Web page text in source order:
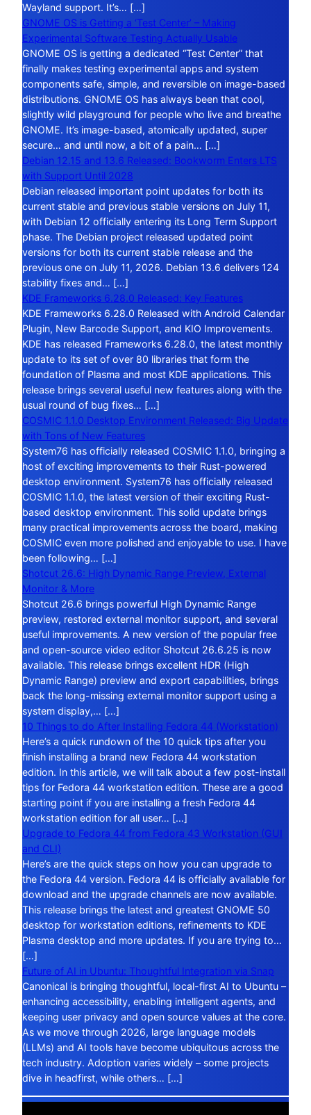
Wayland support. It’s… […]
GNOME OS is Getting a ‘Test Center’ – Making
Experimental Software Testing Actually Usable
GNOME OS is getting a dedicated “Test Center” that
finally makes testing experimental apps and system
components safe, simple, and reversible on image-based
distributions. GNOME OS has always been that cool,
slightly wild playground for people who live and breathe
GNOME. It’s image-based, atomically updated, super
secure… and until now, a bit of a pain… […]
Debian 12.15 and 13.6 Released: Bookworm Enters LTS
with Support Until 2028
Debian released important point updates for both its
current stable and previous stable versions on July 11,
with Debian 12 officially entering its Long Term Support
phase. The Debian project released updated point
versions for both its current stable release and the
previous one on July 11, 2026. Debian 13.6 delivers 124
stability fixes and… […]
KDE Frameworks 6.28.0 Released: Key Features
KDE Frameworks 6.28.0 Released with Android Calendar
Plugin, New Barcode Support, and KIO Improvements.
KDE has released Frameworks 6.28.0, the latest monthly
update to its set of over 80 libraries that form the
foundation of Plasma and most KDE applications. This
release brings several useful new features along with the
usual round of bug fixes… […]
COSMIC 1.1.0 Desktop Environment Released: Big Update
with Tons of New Features
System76 has officially released COSMIC 1.1.0, bringing a
host of exciting improvements to their Rust-powered
desktop environment. System76 has officially released
COSMIC 1.1.0, the latest version of their exciting Rust-
based desktop environment. This solid update brings
many practical improvements across the board, making
COSMIC even more polished and enjoyable to use. I have
been following… […]
Shotcut 26.6: High Dynamic Range Preview, External
Monitor & More
Shotcut 26.6 brings powerful High Dynamic Range
preview, restored external monitor support, and several
useful improvements. A new version of the popular free
and open-source video editor Shotcut 26.6.25 is now
available. This release brings excellent HDR (High
Dynamic Range) preview and export capabilities, brings
back the long-missing external monitor support using a
system display,… […]
10 Things to do After Installing Fedora 44 (Workstation)
Here’s a quick rundown of the 10 quick tips after you
finish installing a brand new Fedora 44 workstation
edition. In this article, we will talk about a few post-install
tips for Fedora 44 workstation edition. These are a good
starting point if you are installing a fresh Fedora 44
workstation edition for all user… […]
Upgrade to Fedora 44 from Fedora 43 Workstation (GUI
and CLI)
Here’s are the quick steps on how you can upgrade to
the Fedora 44 version. Fedora 44 is officially available for
download and the upgrade channels are now available.
This release brings the latest and greatest GNOME 50
desktop for workstation editions, refinements to KDE
Plasma desktop and more updates. If you are trying to…
[…]
Future of AI in Ubuntu: Thoughtful Integration via Snap
Canonical is bringing thoughtful, local-first AI to Ubuntu –
enhancing accessibility, enabling intelligent agents, and
keeping user privacy and open source values at the core.
As we move through 2026, large language models
(LLMs) and AI tools have become ubiquitous across the
tech industry. Adoption varies widely – some projects
dive in headfirst, while others… […]